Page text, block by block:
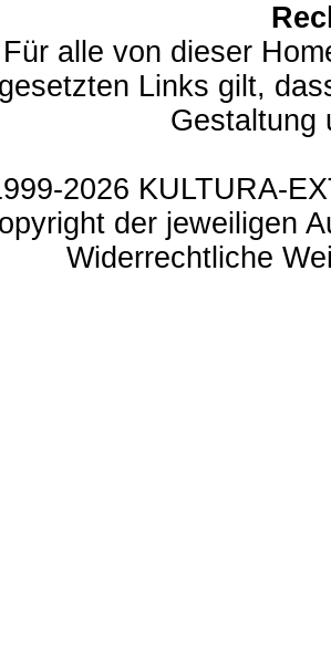
Für alle von dieser
gesetzten Links gilt,
Gestaltung
2026 KULTURA-
der jeweiligen
Widerrechtliche